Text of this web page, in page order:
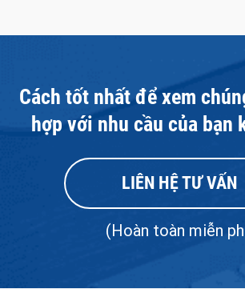
Cách tốt nhất để xem
hợp với nhu cầu của bạn
LIÊN HỆ TƯ VẤN
(Hoàn toàn miễn